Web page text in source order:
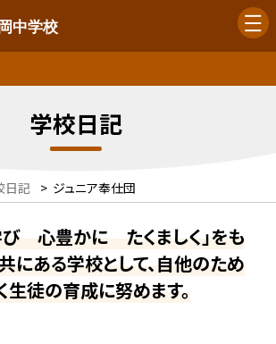
中学校
学校日記
日記 > ジュニア奉仕団
び 心豊かに たくましく」をも
にある学校として、自他のため
生徒の育成に努めます。